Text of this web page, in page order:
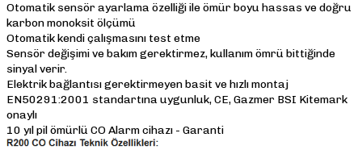
Otomatik sensör ayarlama özelliği ile ömür boyu hassas ve doğru
karbon monoksit ölçümü
Otomatik kendi çalışmasını test etme
Sensör değişimi ve bakım gerektirmez, kullanım ömrü bittiğinde
sinyal verir.
Elektrik bağlantısı gerektirmeyen basit ve hızlı montaj
EN50291:2001 standartına uygunluk, CE, Gazmer BSI Kitemark
onaylı
10 yıl pil ömürlü CO Alarm cihazı - Garanti